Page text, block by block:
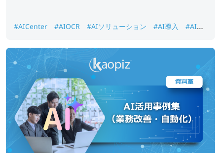
#AICenter #AIOCR #AIソリューション #AI導入
#AI画